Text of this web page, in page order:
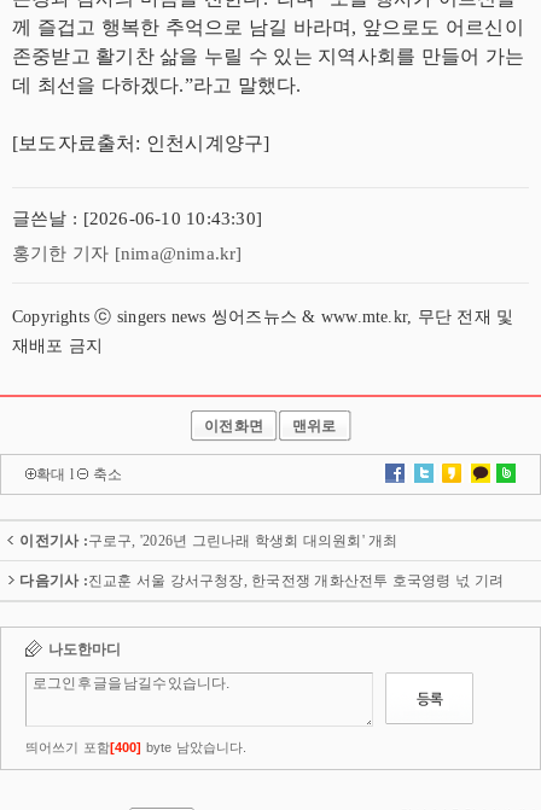
께 즐겁고 행복한 추억으로 남길 바라며, 앞으로도 어르신이
존중받고 활기찬 삶을 누릴 수 있는 지역사회를 만들어 가는
데 최선을 다하겠다.”라고 말했다.
[보도자료출처: 인천시계양구]
글쓴날 : [2026-06-10 10:43:30]
홍기한 기자 [nima@nima.kr]
Copyrights ⓒ singers news 씽어즈뉴스 & www.mte.kr, 무단 전재 및
재배포 금지
이전화면 맨위로
확대 l 축소
이전기사 :구로구, '2026년 그린나래 학생회 대의원회' 개최
다음기사 :진교훈 서울 강서구청장, 한국전쟁 개화산전투 호국영령 넋 기려